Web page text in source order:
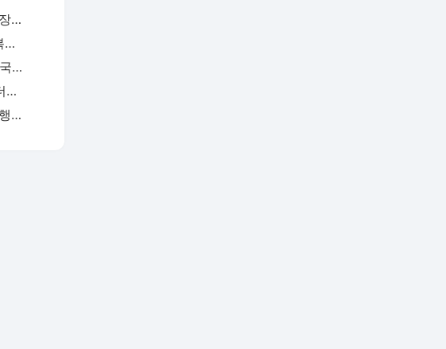
'러브캐처2' 송세라♥박정진 결혼…6년 장기 연애 끝 백년가약
'53만 유튜버' 박소라, 6년 만에 '개콘' 복귀…조현민 여자친구로 등장
“2살 형 김동현에게 ‘바보야!’ 폭언” 양상국, ‘유재석 씨’ 이어 또 ‘무례 논란’[MD이슈]
이영지, 눈 밑 지방 재배치 수술 고백하더니 분위기 여신 됐다…달라진 셀카 화제
‘문원♥’ 신지는 행복하다는데…변호사 "행복하지 않으면 이혼도 방법"